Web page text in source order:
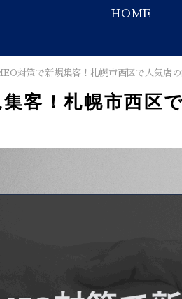
HOME
対策で新規集客！札幌市西区で人気店
客！札幌市西区